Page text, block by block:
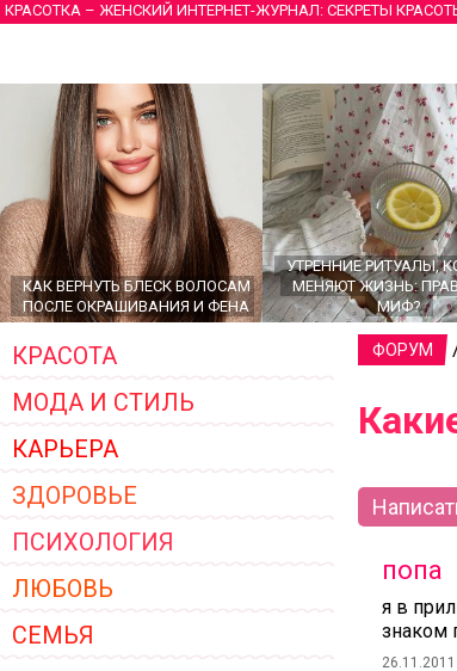
КРАСОТКА – ЖЕНСКИЙ ИНТЕРНЕТ-ЖУРНАЛ: СЕКРЕТЫ
КАК ВЕРНУТЬ БЛЕСК ВОЛОСАМ
ПОСЛЕ ОКРАШИВАНИЯ И ФЕНА
УТРЕННИЕ РИТУАЛЫ,
МЕНЯЮТ ЖИЗНЬ:
МИФ?
ГЛАВНЫЕ ТРЕНДЫ ВЕРХНЕЙ
ЖЕНСКОЙ ОДЕЖДЫ 2026
КРАСОТА
МОДА И СТИЛЬ
КАРЬЕРА
ЗДОРОВЬЕ
ПСИХОЛОГИЯ
ЛЮБОВЬ
СЕМЬЯ
ФОРУМ
попа
я в
знаком